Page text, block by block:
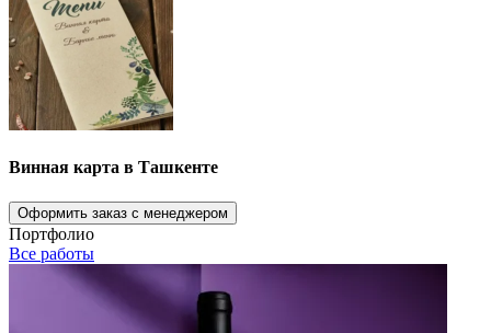
Винная карта в Ташкенте
Оформить заказ с менеджером
Портфолио
Все работы